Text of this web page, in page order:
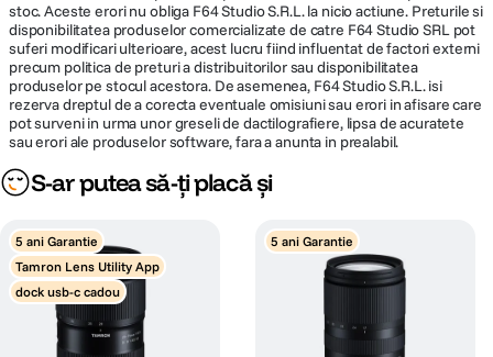
stoc. Aceste erori nu obliga F64 Studio S.R.L. la nicio actiune. Preturile si
disponibilitatea produselor comercializate de catre F64 Studio SRL pot
suferi modificari ulterioare, acest lucru fiind influentat de factori externi
precum politica de preturi a distribuitorilor sau disponibilitatea
produselor pe stocul acestora. De asemenea, F64 Studio S.R.L. isi
rezerva dreptul de a corecta eventuale omisiuni sau erori in afisare care
pot surveni in urma unor greseli de dactilografiere, lipsa de acuratete
sau erori ale produselor software, fara a anunta in prealabil.
S-ar putea să-ți placă și
5 ani Garantie
Tamron Lens Utility App
dock usb-c cadou
5 ani Garantie